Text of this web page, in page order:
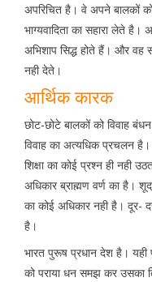
अपरिचित है। वे अपने बालकों
भाग्यवादिता का सहारा लेते है।
अभिशाप सिद्ध होते हैं। और वह
नही देते।
आर्थिक कारक
छोट-छोटे बालकों को विवाह
विवाह का अत्यधिक प्रचलन है।
शिक्षा का कोई प्रश्न ही नही
अधिकार ब्राह्मण वर्ण का है।
का कोई अधिकार नही है। दूर-
है।
भारत पुरूष प्रधान देश है। यही
को पराया धन समझ कर उसका